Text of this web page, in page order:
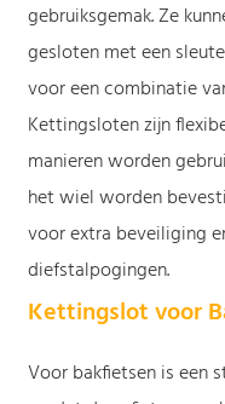
gebruiksgemak. Ze
gesloten met een
voor een combinatie
Kettingsloten zijn
manieren worden
het wiel worden
voor extra beveiliging
diefstalpogingen.
Kettingslot voor
Voor bakfietsen is een